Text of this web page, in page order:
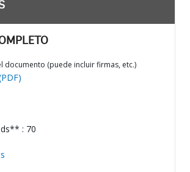
documento (puede incluir firmas, etc.)
: 70